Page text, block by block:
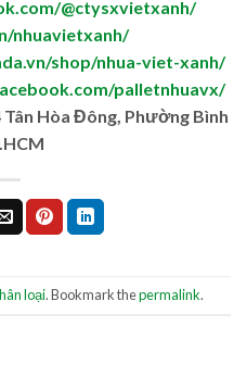
@ctysxvietxanh/
nhuavietxanh/
shop/nhua-viet-xanh/
palletnhuavx/
Hòa Đông, Phường Bình
loại. Bookmark thepermalink.